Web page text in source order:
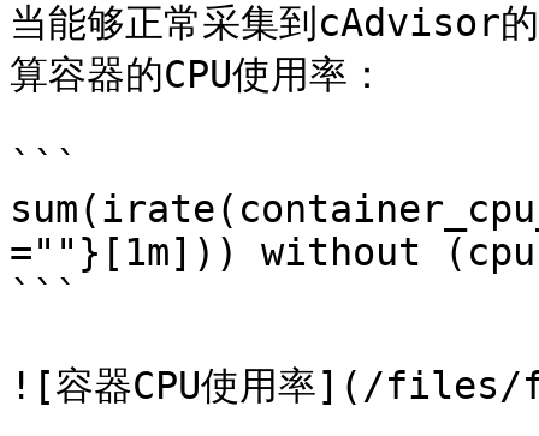
当能够正常采集到cAdvisor
算容器的CPU使用率：
```
=""}[1m])) without
```
![容器CPU使用率](/files/